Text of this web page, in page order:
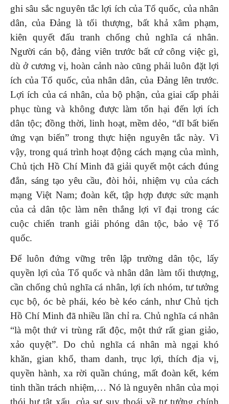
ghi sâu sắc nguyên tắc lợi ích của Tổ quốc, của nhân
dân, của Đảng là tối thượng, bất khả xâm phạm,
kiên quyết đấu tranh chống chủ nghĩa cá nhân.
Người cán bộ, đảng viên trước bất cứ công việc gì,
dù ở cương vị, hoàn cảnh nào cũng phải luôn đặt lợi
ích của Tổ quốc, của nhân dân, của Đảng lên trước.
Lợi ích của cá nhân, của bộ phận, của giai cấp phải
phục tùng và không được làm tổn hại đến lợi ích
dân tộc; đồng thời, linh hoạt, mềm dẻo, “dĩ bất biến
ứng vạn biến” trong thực hiện nguyên tắc này. Vì
vậy, trong quá trình hoạt động cách mạng của mình,
Chủ tịch Hồ Chí Minh đã giải quyết một cách đúng
đắn, sáng tạo yêu cầu, đòi hỏi, nhiệm vụ của cách
mạng Việt Nam; đoàn kết, tập hợp được sức mạnh
của cả dân tộc làm nên thắng lợi vĩ đại trong các
cuộc chiến tranh giải phóng dân tộc, bảo vệ Tổ
quốc.
Để luôn đứng vững trên lập trường dân tộc, lấy
quyền lợi của Tổ quốc và nhân dân làm tối thượng,
cần chống chủ nghĩa cá nhân, lợi ích nhóm, tư tưởng
cục bộ, óc bè phái, kéo bè kéo cánh, như Chủ tịch
Hồ Chí Minh đã nhiều lần chỉ ra. Chủ nghĩa cá nhân
“là một thứ vi trùng rất độc, một thứ rất gian giảo,
xảo quyệt”. Do chủ nghĩa cá nhân mà ngại khó
khăn, gian khổ, tham danh, trục lợi, thích địa vị,
quyền hành, xa rời quần chúng, mất đoàn kết, kém
tinh thần trách nhiệm,… Nó là nguyên nhân của mọi
thói hư tật xấu, của sự suy thoái về tư tưởng chính